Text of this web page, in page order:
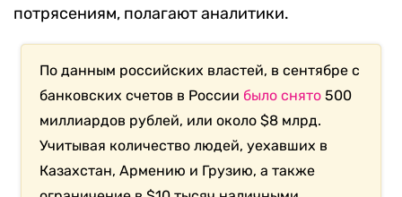
потрясениям, полагают аналитики.
По данным российских властей, в сентябре с
банковских счетов в России было снято 500
миллиардов рублей, или около $8 млрд.
Учитывая количество людей, уехавших в
Казахстан, Армению и Грузию, а также